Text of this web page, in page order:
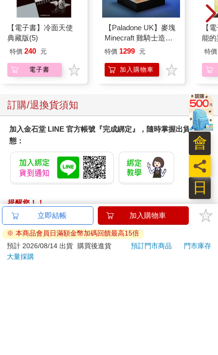
【電子書】冷面天使
典藏版(5)
特價 240 元
電子書
【Paladone UK】麥塊
Minecraft 雞騎士造型
ICON小夜燈
特價 1299 元
加入購物車
【
能
(1)
特價
訂購/退換貨須知
加入金石堂 LINE 官方帳號『完成綁定』，隨時掌握出貨動
態：
提醒您！！
金石堂及銀行均不會請您操作ATM! 如接獲電話要求您前往
ATM提款機，請不要聽從指示，以免受騙上當！
退換貨須知：
**提醒您，鑑賞期不等於試用期，退回商品須為全新狀態**
立即結帳 加入購物車
※ 本商品會員日滿額金幣加碼回饋最高15倍
預計 2026/08/14 出貨
購買後進貨 預訂門市商品
門市庫存
大量採購
日
員
會